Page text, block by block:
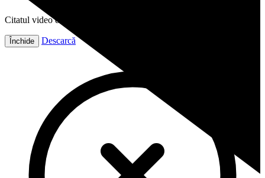
Citatul video este gata!
Închide Descarcă